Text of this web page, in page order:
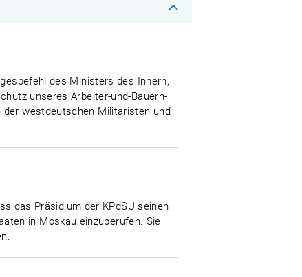
des Ministers des Innern,
unseres Arbeiter-und-Bauern-
der westdeutschen Militaristen und
das Präsidium der KPdSU seinen
in Moskau einzuberufen. Sie